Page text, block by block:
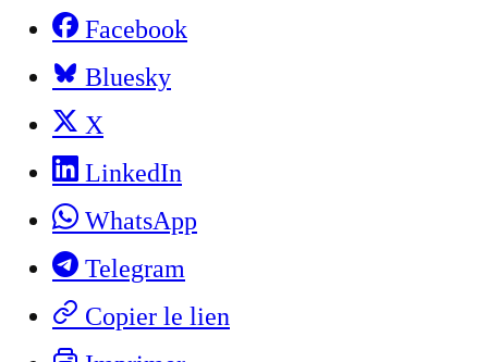
Facebook
Bluesky
X
LinkedIn
WhatsApp
Telegram
Copier le lien